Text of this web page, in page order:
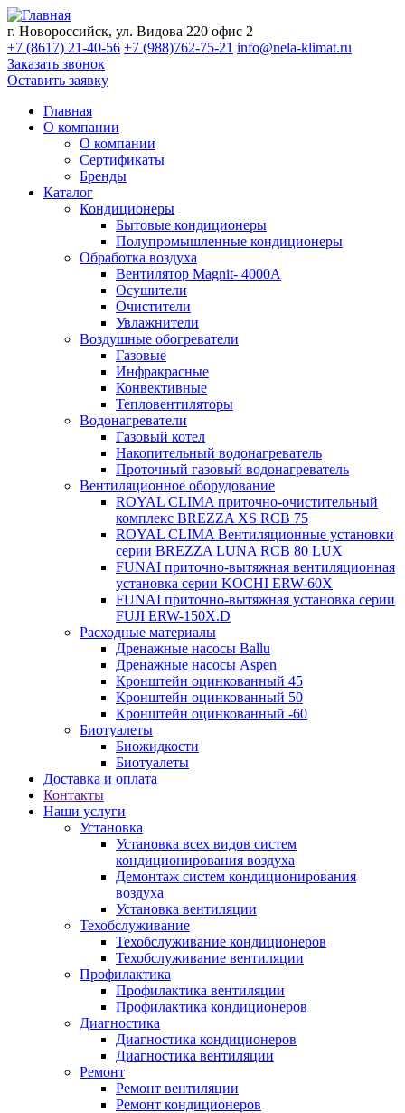
г. Новороссийск, ул. Видова 220 офис 2
+7 (8617) 21-40-56 +7 (988)762-75-21 info@nela-klimat.ru
Заказать звонок
Оставить заявку
Главная
О компании
О компании
Сертификаты
Бренды
Каталог
Кондиционеры
Бытовые кондиционеры
Полупромышленные кондиционеры
Обработка воздуха
Вентилятор Magnit- 4000A
Осушители
Очистители
Увлажнители
Воздушные обогреватели
Газовые
Инфракрасные
Конвективные
Тепловентиляторы
Водонагреватели
Газовый котел
Накопительный водонагреватель
Проточный газовый водонагреватель
Вентиляционное оборудование
ROYAL CLIMA приточно-очистительный
комплекс BREZZA XS RCB 75
ROYAL CLIMA Вентиляционные установки
серии BREZZA LUNA RCB 80 LUX
FUNAI приточно-вытяжная вентиляционная
установка серии KOCHI ERW-60X
FUNAI приточно-вытяжная установка серии
FUJI ERW-150X.D
Расходные материалы
Дренажные насосы Ballu
Дренажные насосы Aspen
Кронштейн оцинкованный 45
Кронштейн оцинкованный 50
Кронштейн оцинкованный -60
Биотуалеты
Биожидкости
Биотуалеты
Доставка и оплата
Контакты
Наши услуги
Установка
Установка всех видов систем
кондиционирования воздуха
Демонтаж систем кондиционирования
воздуха
Установка вентиляции
Техобслуживание
Техобслуживание кондиционеров
Техобслуживание вентиляции
Профилактика
Профилактика вентиляции
Профилактика кондиционеров
Диагностика
Диагностика кондиционеров
Диагностика вентиляции
Ремонт
Ремонт вентиляции
Ремонт кондиционеров